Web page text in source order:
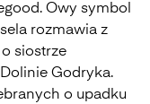
Owy symbol
rozmawia z
siostrze
Godryka.
o upadku